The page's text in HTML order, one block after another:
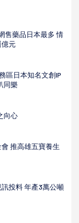
售藥品日本最多 情
億元
區日本知名文創IP
同樂
向心
推高雄五寶養生
投料 年產3萬公噸